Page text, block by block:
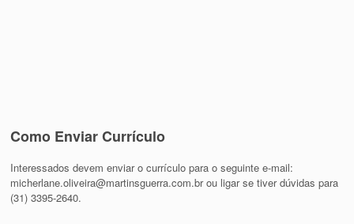
Como Enviar Currículo
Interessados devem enviar o currículo para o seguinte e-mail:
micherlane.oliveira@martinsguerra.com.br ou ligar se tiver dúvidas para
(31) 3395-2640.